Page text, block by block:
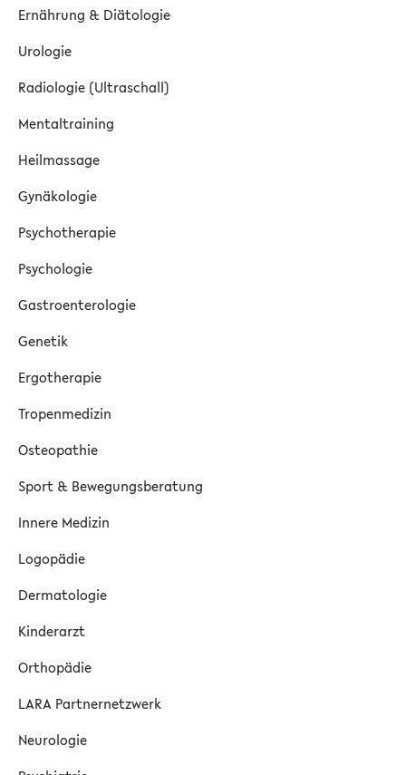
Ernährung & Diätologie
Urologie
Radiologie (Ultraschall)
Mentaltraining
Heilmassage
Gynäkologie
Psychotherapie
Psychologie
Gastroenterologie
Genetik
Ergotherapie
Tropenmedizin
Osteopathie
Sport & Bewegungsberatung
Innere Medizin
Logopädie
Dermatologie
Kinderarzt
Orthopädie
LARA Partnernetzwerk
Neurologie